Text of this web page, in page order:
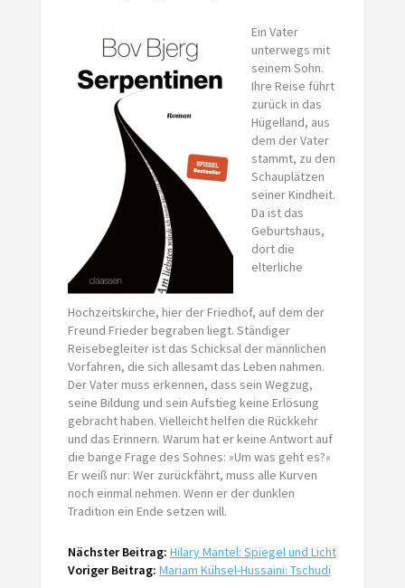
Ein Vater
unterwegs mit
seinem Sohn.
Ihre Reise führt
zurück in das
Hügelland, aus
dem der Vater
stammt, zu den
Schauplätzen
seiner Kindheit.
Da ist das
Geburtshaus,
dort die
elterliche
Hochzeitskirche, hier der Friedhof, auf dem der
Freund Frieder begraben liegt. Ständiger
Reisebegleiter ist das Schicksal der männlichen
Vorfahren, die sich allesamt das Leben nahmen.
Der Vater muss erkennen, dass sein Wegzug,
seine Bildung und sein Aufstieg keine Erlösung
gebracht haben. Vielleicht helfen die Rückkehr
und das Erinnern. Warum hat er keine Antwort auf
die bange Frage des Sohnes: »Um was geht es?«
Er weiß nur: Wer zurückfährt, muss alle Kurven
noch einmal nehmen. Wenn er der dunklen
Tradition ein Ende setzen will.
Nächster Beitrag: Hilary Mantel: Spiegel und Licht
Voriger Beitrag: Mariam Kühsel-Hussaini: Tschudi